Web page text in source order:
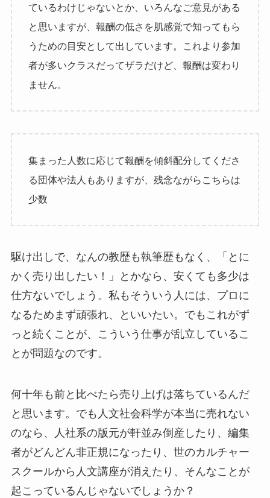
ているわけじゃないとか、いろんなご意見がある
と思いますが、報酬の低さを肌感覚で知ってもら
うための目安として出しています。これより参加
者が多いクラスだってザラだけど、報酬は変わり
ません。
集まった人数に応じて報酬を傾斜配分してくださ
る団体や法人もありますが、残念ながらこちらは
少数
駆け出しで、なんの教歴も執筆歴もなく、「とに
かく売り出したい！」とかなら、安くても多少は
仕方ないでしょう。私もそういう人には、プロに
なるためまず頑張れ、といいたい。でもこれがず
っと続くことが、こういう仕事が乱立しているこ
とが問題なのです。
何十年も前と比べたら売り上げは落ちているんだ
と思います。でも人文社会科学が本当に売れない
のなら、人社系の版元が軒並み倒産したり、編集
者がどんどん非正規になったり、世のカルチャー
スクールから人文講座が消えたり、そんなことが
起こっているんじゃないでしょうか？